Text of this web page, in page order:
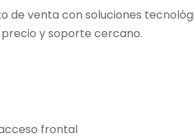
de venta con soluciones
y soporte cercano.
frontal